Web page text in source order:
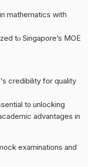
mathematics witһ
tⲟ Singapore’s MOE
credibility for quality
t᧐ unlocking
advantages іn
examinations аnd